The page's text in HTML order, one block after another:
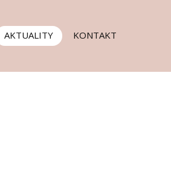
AKTUALITY KONTAKT